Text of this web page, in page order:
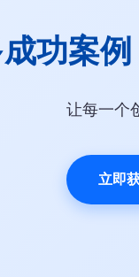
功案
让每一个
立即